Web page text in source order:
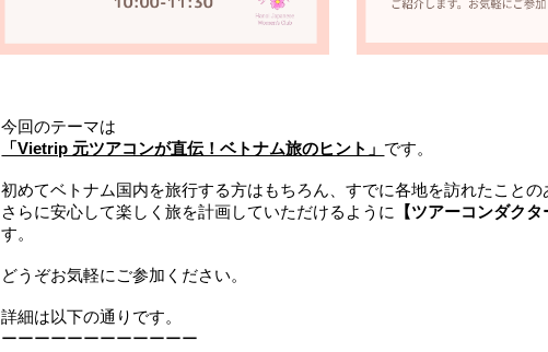
今回のテーマは
「Vietrip 元ツアコンが直伝！ベトナム旅のヒント」 です。
初めてベトナム国内を旅行する方はもちろん、すでに各地を訪れたことの
さらに安心して楽しく旅を計画していただけるように
【ツアーコンダクタ
す。
どうぞお気軽にご参加ください。
詳細は以下の通りです。
ーーーーーーーーーーーー